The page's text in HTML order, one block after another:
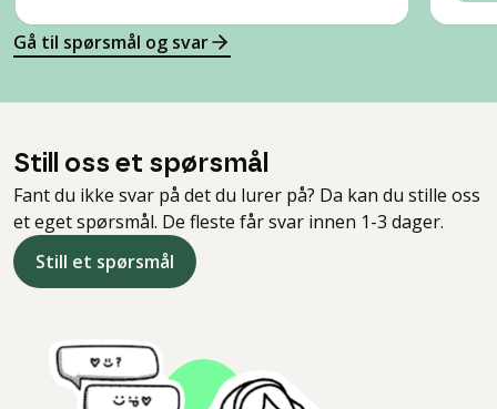
Gå til spørsmål og svar
Still oss et spørsmål
Fant du ikke svar på det du lurer på? Da kan du stille oss
et eget spørsmål. De fleste får svar innen 1-3 dager.
Still et spørsmål